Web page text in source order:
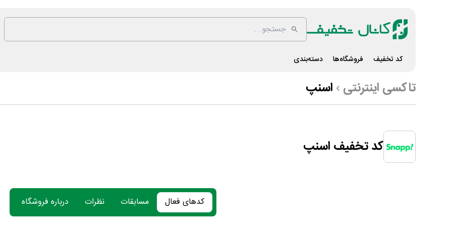
کد تخفیف فروشگاه‌ها دسته‌بندی
تاکسی اینترنتی اسنپ
کد تخفیف اسنپ
کدهای فعال مسابقات نظرات درباره فروشگاه